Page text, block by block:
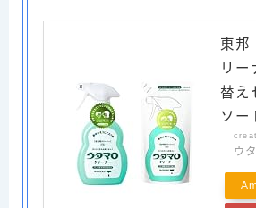
東邦
リー
替え
ソー
ウ